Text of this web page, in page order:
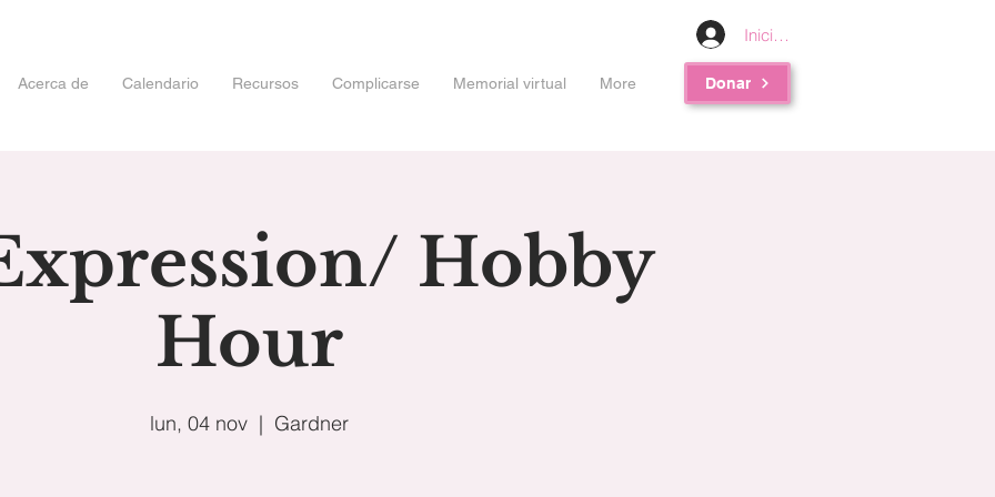
Iniciar sesión
Acerca de Calendario Recursos Complicarse Memorial virtual More Donar
Hobby
Hour
lun, 04 nov
  |
Gardner